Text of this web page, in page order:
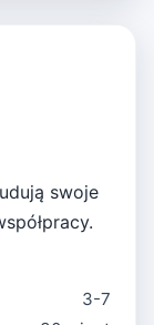
swoje
3-7